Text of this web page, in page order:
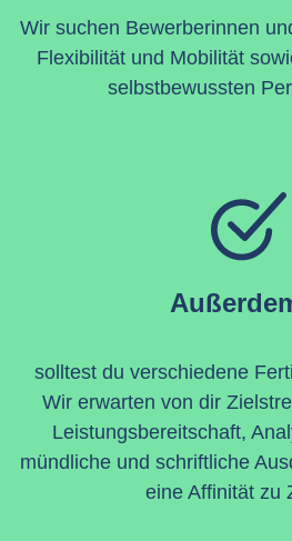
Wir suchen Bewerberinnen
Flexibilität und Mobilität
selbstbewussten
solltest du verschiedene
Wir erwarten von dir
Leistungsbereitschaft,
mündliche und schriftliche
eine Affinität zu